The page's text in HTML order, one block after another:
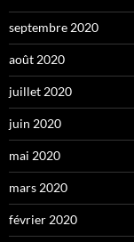
septembre 2020
août 2020
juillet 2020
juin 2020
mai 2020
mars 2020
février 2020